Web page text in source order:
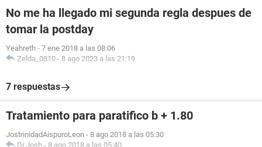
No me ha llegado mi segunda regla despues de
tomar la postday
Yeahreth - 7 ene 2018 a las 08:06
Zelda_0810 - 8 ago 2023 a las 21:19
7 respuestas
Tratamiento para paratifico b + 1.80
JostrinidadAispuroLeon - 8 ago 2018 a las 05:30
Dr.Josh - 8 ago 2018 a las 05:40